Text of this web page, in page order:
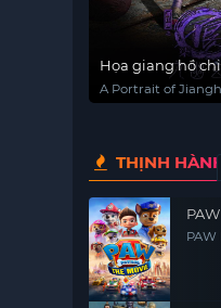
Họa giang hồ
nhân (Phần 7)
A Portrait of
THỊNH
PAW